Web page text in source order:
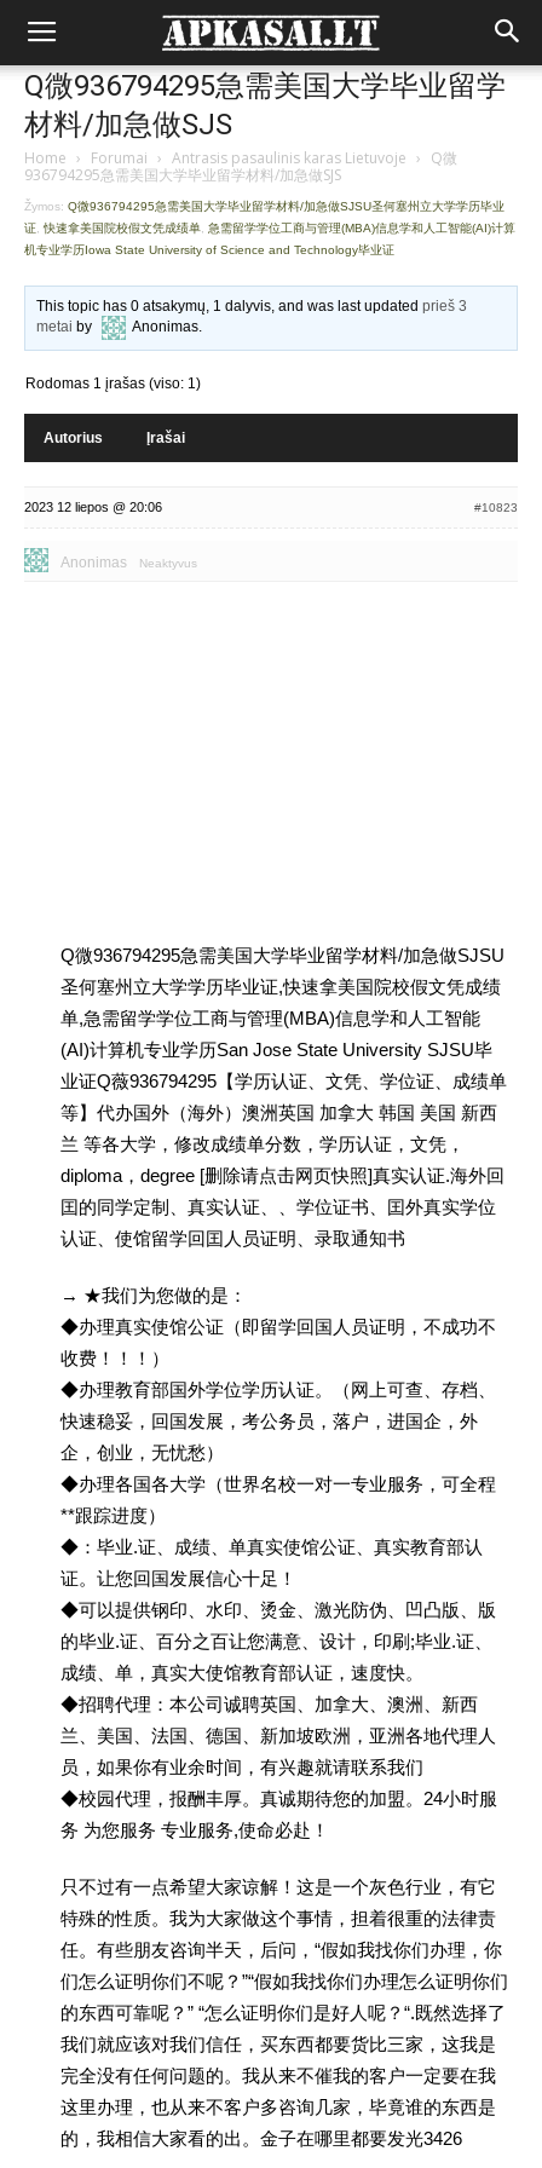
Q微936794295急需美国大学毕业留学
材料/加急做SJS
Home › Forumai › Antrasis pasaulinis karas Lietuvoje › Q微
936794295急需美国大学毕业留学材料/加急做SJS
Žymos: Q微936794295急需美国大学毕业留学材料/加急做SJSU圣何塞州立大学学历毕业
证 快速拿美国院校假文凭成绩单 急需留学学位工商与管理(MBA)信息学和人工智能(AI)计算
机专业学历Iowa State University of Science and Technology毕业证
This topic has 0 atsakymų, 1 dalyvis, and was last updatedprieš 3
metai by Anonimas.
Rodomas 1 įrašas (viso: 1)
Autorius Įrašai
2023 12 liepos @ 20:06 #10823
Anonimas Neaktyvus
Q微936794295急需美国大学毕业留学材料/加急做SJSU
圣何塞州立大学学历毕业证,快速拿美国院校假文凭成绩
单,急需留学学位工商与管理(MBA)信息学和人工智能
(AI)计算机专业学历San Jose State University SJSU毕
业证Q薇936794295【学历认证、文凭、学位证、成绩单
等】代办国外（海外）澳洲英国 加拿大 韩国 美国 新西
兰 等各大学，修改成绩单分数，学历认证，文凭，
diploma，degree [删除请点击网页快照]真实认证.海外回
囯的同学定制、真实认证、、学位证书、囯外真实学位
认证、使馆留学回囯人员证明、录取通知书
→ ★我们为您做的是：
◆办理真实使馆公证（即留学回国人员证明，不成功不
收费！！！）
◆办理教育部国外学位学历认证。（网上可查、存档、
快速稳妥，回国发展，考公务员，落户，进国企，外
企，创业，无忧愁）
◆办理各国各大学（世界名校一对一专业服务，可全程
**跟踪进度）
◆：毕业.证、成绩、单真实使馆公证、真实教育部认
证。让您回国发展信心十足！
◆可以提供钢印、水印、烫金、激光防伪、凹凸版、版
的毕业.证、百分之百让您满意、设计，印刷;毕业.证、
成绩、单，真实大使馆教育部认证，速度快。
◆招聘代理：本公司诚聘英国、加拿大、澳洲、新西
兰、美国、法国、德国、新加坡欧洲，亚洲各地代理人
员，如果你有业余时间，有兴趣就请联系我们
◆校园代理，报酬丰厚。真诚期待您的加盟。24小时服
务 为您服务 专业服务,使命必赴！
只不过有一点希望大家谅解！这是一个灰色行业，有它
特殊的性质。我为大家做这个事情，担着很重的法律责
任。有些朋友咨询半天，后问，“假如我找你们办理，你
们怎么证明你们不呢？”“假如我找你们办理怎么证明你们
的东西可靠呢？” “怎么证明你们是好人呢？“.既然选择了
我们就应该对我们信任，买东西都要货比三家，这我是
完全没有任何问题的。我从来不催我的客户一定要在我
这里办理，也从来不客户多咨询几家，毕竟谁的东西是
的，我相信大家看的出。金子在哪里都要发光3426